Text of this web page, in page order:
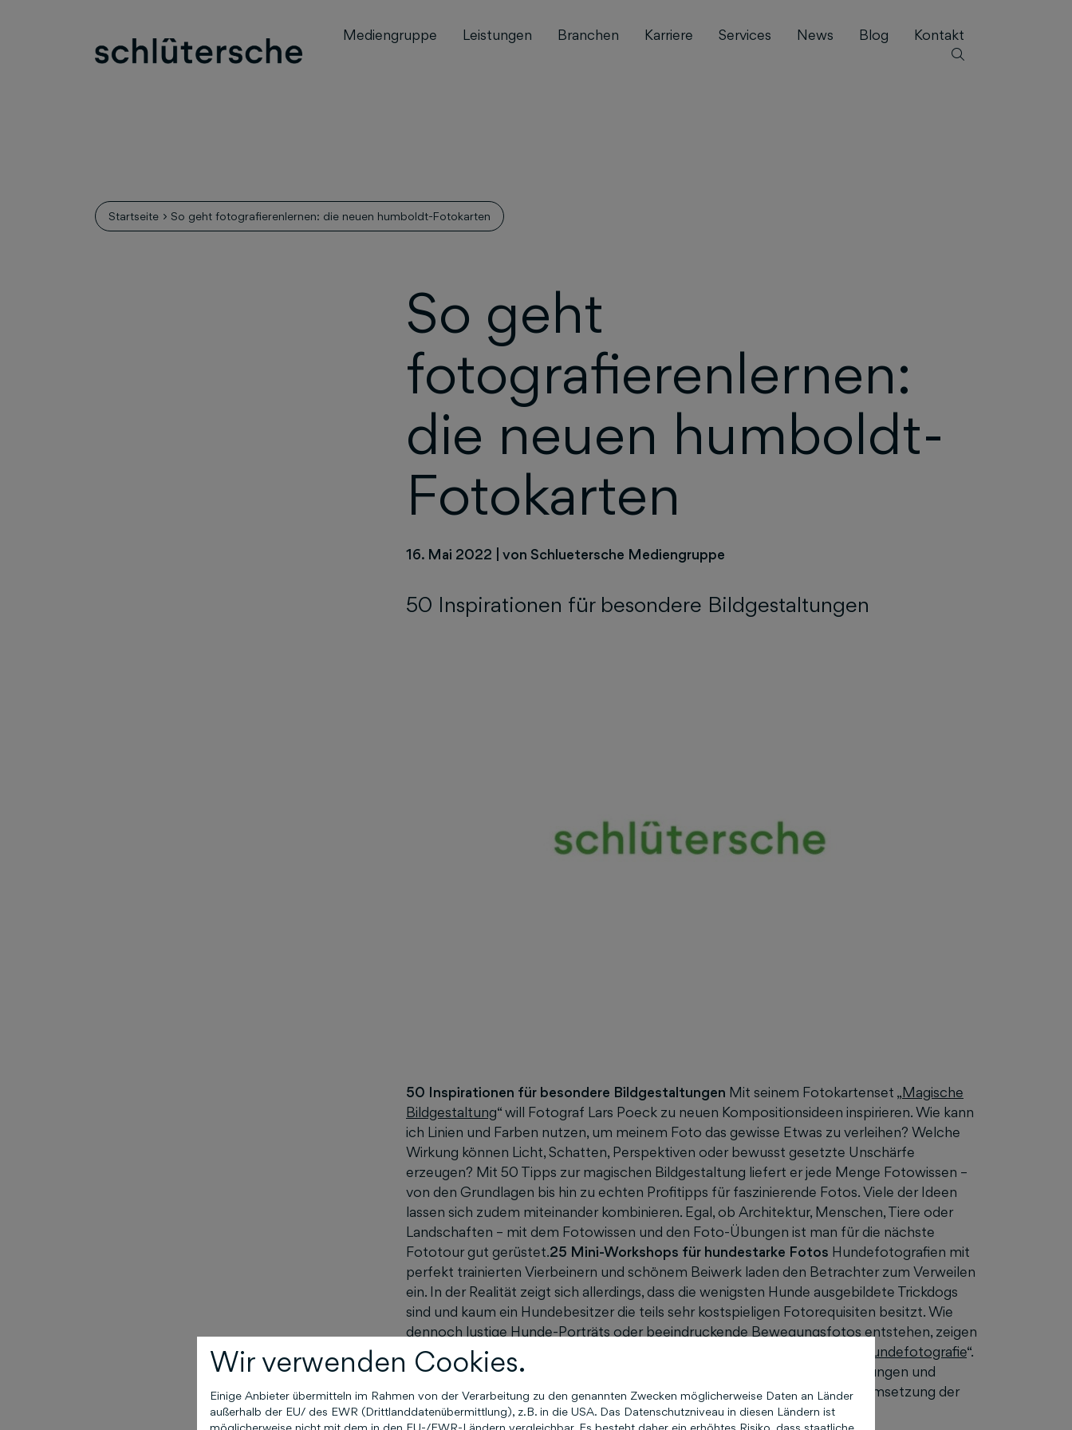
Mediengruppe Leistungen Branchen Karriere Services News Blog Kontakt
Startseite So geht fotografierenlernen: die neuen humboldt-Fotokarten
So geht
fotografierenlernen:
die neuen humboldt-
Fotokarten
16. Mai 2022 von Schluetersche Mediengruppe
50 Inspirationen für besondere Bildgestaltungen
50 Inspirationen für besondere Bildgestaltungen Mit seinem Fotokartenset „Magische
Bildgestaltung“ will Fotograf Lars Poeck zu neuen Kompositionsideen inspirieren. Wie kann
ich Linien und Farben nutzen, um meinem Foto das gewisse Etwas zu verleihen? Welche
Wirkung können Licht, Schatten, Perspektiven oder bewusst gesetzte Unschärfe
erzeugen? Mit 50 Tipps zur magischen Bildgestaltung liefert er jede Menge Fotowissen –
von den Grundlagen bis hin zu echten Profitipps für faszinierende Fotos. Viele der Ideen
lassen sich zudem miteinander kombinieren. Egal, ob Architektur, Menschen, Tiere oder
Landschaften – mit dem Fotowissen und den Foto-Übungen ist man für die nächste
Fototour gut gerüstet.25 Mini-Workshops für hundestarke Fotos Hundefotografien mit
perfekt trainierten Vierbeinern und schönem Beiwerk laden den Betrachter zum Verweilen
ein. In der Realität zeigt sich allerdings, dass die wenigsten Hunde ausgebildete Trickdogs
sind und kaum ein Hundebesitzer die teils sehr kostspieligen Fotorequisiten besitzt. Wie
dennoch lustige Hunde-Porträts oder beeindruckende Bewegungsfotos entstehen, zeigen
die 25 kreativen Foto-Workshops im Kartenset „
Kreative Fotoaufgaben: Hundefotografie“.
Bettina Dittmann liefert Grundlagenwissen zu Ausrüstung, Kameraeinstellungen und
Bildgestaltung. Schritt für Schritt erklärt sie zudem die Vorbereitung und Umsetzung der
Bildideen.
Wir verwenden Cookies.
Einige Anbieter übermitteln im Rahmen von der Verarbeitung zu den genannten Zwecken möglicherweise Daten an Länder
außerhalb der EU/ des EWR (Drittlanddatenübermittlung), z.B. in die USA. Das Datenschutzniveau in diesen Ländern ist
möglicherweise nicht mit dem in den EU-/EWR-Ländern vergleichbar. Es besteht daher ein erhöhtes Risiko, dass staatliche